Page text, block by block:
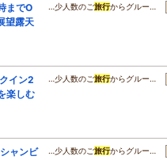
までO
望露天
…少人数のご旅行からグルー…
イン2
楽しむ
…少人数のご旅行からグルー…
ャンビ
…少人数のご旅行からグルー…